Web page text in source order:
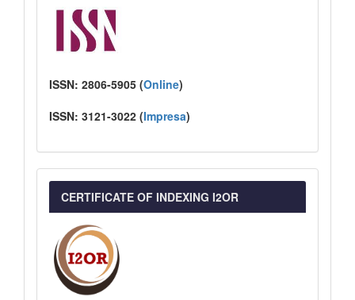
ISSN: 2806-5905 (Online)
ISSN: 3121-3022 (Impresa)
CERTIFICATE OF INDEXING I2OR